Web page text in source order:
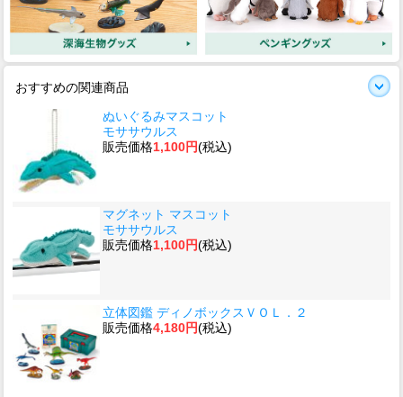
おすすめの関連商品
ぬいぐるみマスコット
モササウルス
販売価格1,100円(税込)
マグネット マスコット
モササウルス
販売価格1,100円(税込)
立体図鑑 ディノボックスＶＯＬ．２
販売価格4,180円(税込)